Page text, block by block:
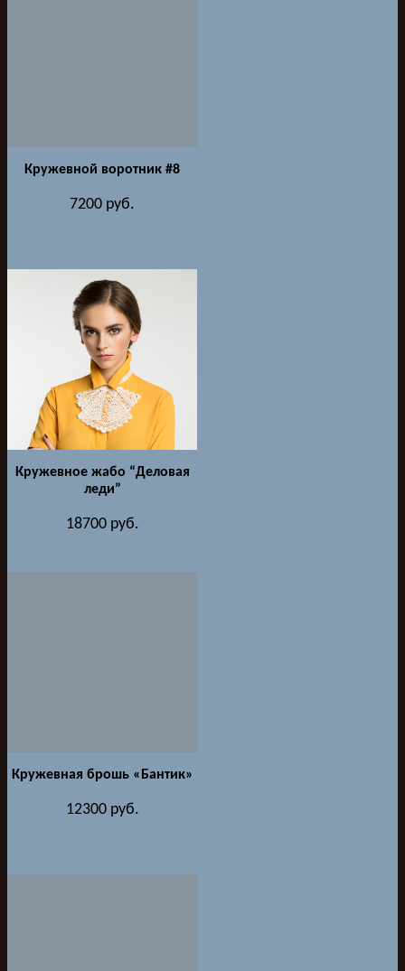
Кружевной воротник #8
7200 руб.
Кружевное жабо “Деловая
леди”
18700руб.
Кружевная брошь «Бантик»
12300руб.